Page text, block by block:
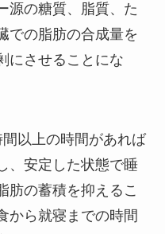
源の糖質、脂質、た
での脂肪の合成量を
にさせることにな
以上の時間があれば
、安定した状態で睡
肪の蓄積を抑えるこ
から就寝までの時間